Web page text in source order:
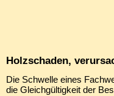
Holzschaden,
Die Schwelle eines
die Gleichgültigkeit der